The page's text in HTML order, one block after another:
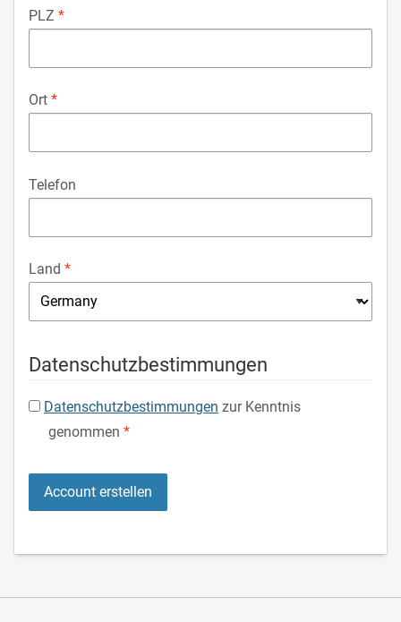
PLZ
Ort
Telefon
Land
Datenschutzbestimmungen
Datenschutzbestimmungen zur Kenntnis
genommen